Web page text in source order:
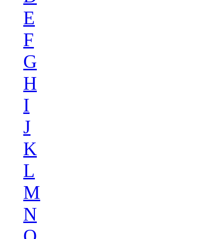
E
F
G
H
I
J
K
L
M
N